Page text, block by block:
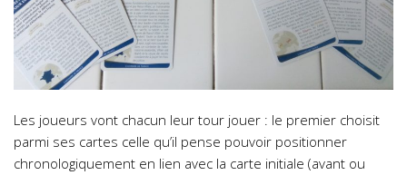
Les joueurs vont chacun leur tour jouer : le premier choisit
parmi ses cartes celle qu’il pense pouvoir positionner
chronologiquement en lien avec la carte initiale (avant ou